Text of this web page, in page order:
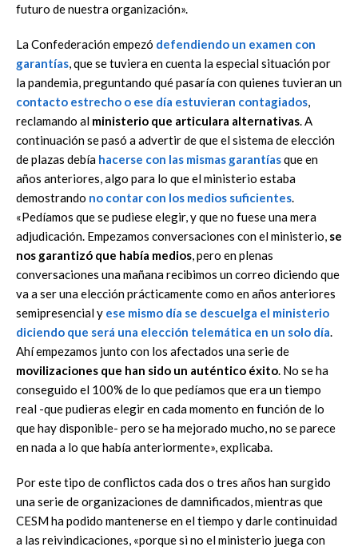
futuro de nuestra organización».
La Confederación empezó defendiendo un examen con
garantías, que se tuviera en cuenta la especial situación por
la pandemia, preguntando qué pasaría con quienes tuvieran un
contacto estrecho o ese día estuvieran contagiados,
reclamando al ministerio que articulara alternativas. A
continuación se pasó a advertir de que el sistema de elección
de plazas debía hacerse con las mismas garantíasque en
años anteriores, algo para lo que el ministerio estaba
demostrando no contar con los medios suficientes.
«Pedíamos que se pudiese elegir, y que no fuese una mera
adjudicación. Empezamos conversaciones con el ministerio, se
nos garantizó que había medios, pero en plenas
conversaciones una mañana recibimos un correo diciendo que
va a ser una elección prácticamente como en años anteriores
semipresencial y ese mismo día se descuelga el ministerio
diciendo que será una elección telemática en un solo día.
Ahí empezamos junto con los afectados una serie de
movilizaciones que han sido un auténtico éxito. No se ha
conseguido el 100% de lo que pedíamos que era un tiempo
real -que pudieras elegir en cada momento en función de lo
que hay disponible- pero se ha mejorado mucho, no se parece
en nada a lo que había anteriormente», explicaba.
Por este tipo de conflictos cada dos o tres años han surgido
una serie de organizaciones de damnificados, mientras que
CESM ha podido mantenerse en el tiempo y darle continuidad
a las reivindicaciones, «porque si no el ministerio juega con